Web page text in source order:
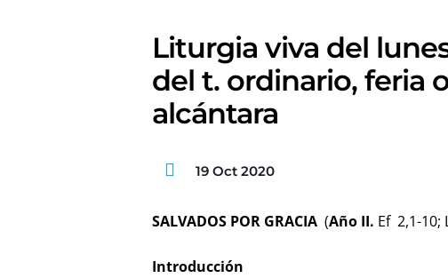
Liturgia viva del
del t. ordinario, feria
alcántara
19 Oct 2020
SALVADOS POR GRACIA (Año II. Ef 2,1-10;
Introducción